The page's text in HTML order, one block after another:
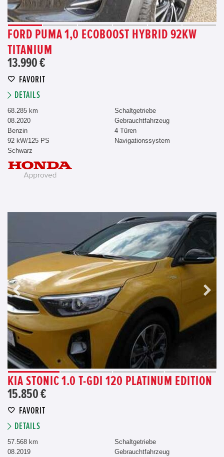
FORD PUMA 1,0 ECOBOOST HYBRID 92KW
TITANIUM
13.990 €
FAVORIT
DETAILS
68.285 km
08.2020
Benzin
92 kW/125 PS
Schwarz
Schaltgetriebe
Gebrauchtfahrzeug
4 Türen
Navigationssystem
KIA STONIC 1.0 T-GDI 120 PLATINUM EDITION
15.850 €
FAVORIT
DETAILS
57.568 km
08.2019
Schaltgetriebe
Gebrauchtfahrzeug